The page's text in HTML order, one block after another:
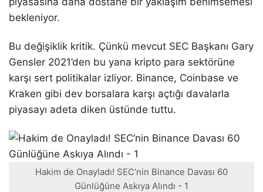
bekleniyor.
Bu değişiklik kritik. Çünkü mevcut SEC Başkanı Gary
Gensler 2021’den bu yana kripto para sektörüne
karşı sert politikalar izliyor. Binance, Coinbase ve
Kraken gibi dev borsalara karşı açtığı davalarla
piyasayı adeta diken üstünde tuttu.
Hakim de Onayladı! SEC’nin Binance Davası 60
Günlüğüne Askıya Alındı - 1